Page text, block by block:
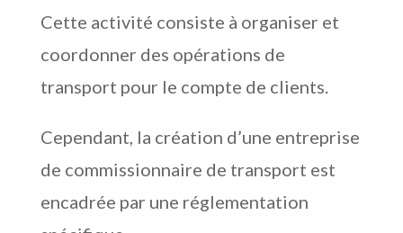
Cette activité consiste à organiser et
coordonner des opérations de
transport pour le compte de clients.
Cependant, la création d’une entreprise
de commissionnaire de transport est
encadrée par une réglementation